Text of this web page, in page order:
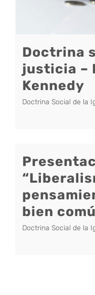
Doctrina
justicia –
Kennedy
Doctrina Social de la
bien
Doctrina Social de la